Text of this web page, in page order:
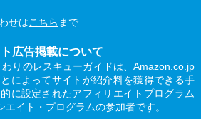
せはこちら まで
広告掲載について
りのレスキューガイドは、Amazon.co.jp
によってサイトが紹介料を獲得できる手
に設定されたアフィリエイトプログラム
イト・プログラムの参加者です。